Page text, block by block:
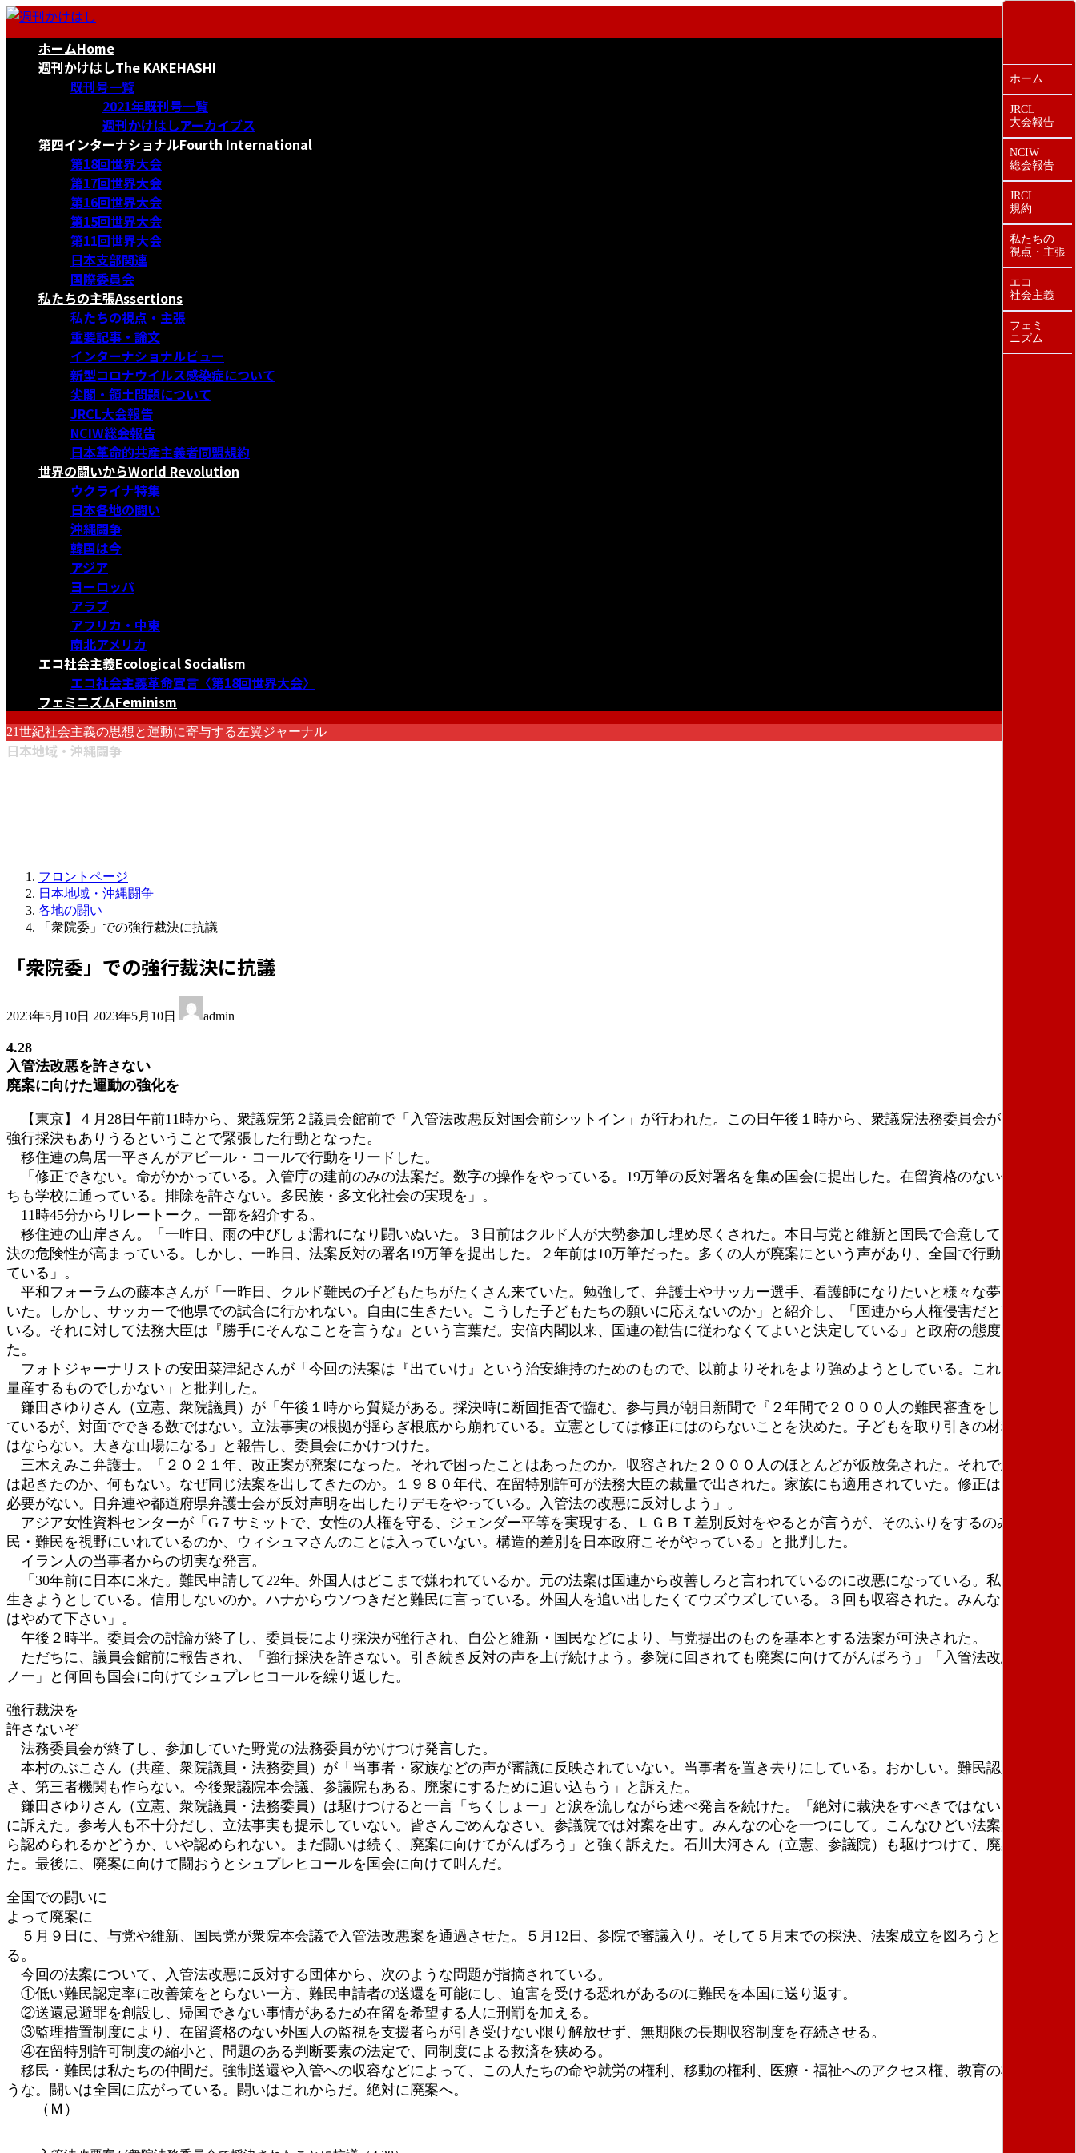
コ
ナ
ホームHome
週刊かけはしThe KAKEHASHI
既刊号一覧
2021年既刊号一覧
週刊かけはしアーカイブス
第四インターナショナルFourth International
第18回世界大会
第17回世界大会
第16回世界大会
第15回世界大会
第11回世界大会
日本支部関連
国際委員会
私たちの主張Assertions
私たちの視点・主張
重要記事・論文
インターナショナルビュー
新型コロナウイルス感染症について
尖閣・領土問題について
JRCL大会報告
NCIW総会報告
日本革命的共産主義者同盟規約
世界の闘いからWorld Revolution
ウクライナ特集
日本各地の闘い
沖縄闘争
韓国は今
アジア
ヨーロッパ
アラブ
アフリカ・中東
南北アメリカ
エコ社会主義Ecological Socialism
エコ社会主義革命宣言〈第18回世界大会〉
フェミニズムFeminism
21世紀社会主義の思想と運動に寄与する左翼ジャーナル
日本地域・沖縄闘争
フロントページ
日本地域・沖縄闘争
各地の闘い
「衆院委」での強行裁決に抗議
「衆院委」での強行裁決に抗議
2023年5月10日 終
日
時
2023年5月10日 admin
4.28
入管法改悪を許さない
廃案に向けた運動の強化を
【東京】４月28日午前11時から、衆議院第２議員会館前で「入管法改悪反対国会前シットイン」が行われた。この日午後１時から、衆議院法務委員会が開かれ、
強行採決もありうるということで緊張した行動となった。
移住連の鳥居一平さんがアピール・コールで行動をリードした。
「修正できない。命がかかっている。入管庁の建前のみの法案だ。数字の操作をやっている。19万筆の反対署名を集め国会に提出した。在留資格のない子どもた
ちも学校に通っている。排除を許さない。多民族・多文化社会の実現を」。
11時45分からリレートーク。一部を紹介する。
移住連の山岸さん。「一昨日、雨の中びしょ濡れになり闘いぬいた。３日前はクルド人が大勢参加し埋め尽くされた。本日与党と維新と国民で合意している。裁
決の危険性が高まっている。しかし、一昨日、法案反対の署名19万筆を提出した。２年前は10万筆だった。多くの人が廃案にという声があり、全国で行動を起こし
ている」。
平和フォーラムの藤本さんが「一昨日、クルド難民の子どもたちがたくさん来ていた。勉強して、弁護士やサッカー選手、看護師になりたいと様々な夢を語って
いた。しかし、サッカーで他県での試合に行かれない。自由に生きたい。こうした子どもたちの願いに応えないのか」と紹介し、「国連から人権侵害だと言われて
いる。それに対して法務大臣は『勝手にそんなことを言うな』という言葉だ。安倍内閣以来、国連の勧告に従わなくてよいと決定している」と政府の態度を糾弾し
た。
フォトジャーナリストの安田菜津紀さんが「今回の法案は『出ていけ』という治安維持のためのもので、以前よりそれをより強めようとしている。これは絶望を
量産するものでしかない」と批判した。
鎌田さゆりさん（立憲、衆院議員）が「午後１時から質疑がある。採決時に断固拒否で臨む。参与員が朝日新聞で『２年間で２０００人の難民審査をしたと書い
ているが、対面でできる数ではない。立法事実の根拠が揺らぎ根底から崩れている。立憲としては修正にはのらないことを決めた。子どもを取り引きの材料にして
はならない。大きな山場になる」と報告し、委員会にかけつけた。
三木えみこ弁護士。「２０２１年、改正案が廃案になった。それで困ったことはあったのか。収容された２０００人のほとんどが仮放免された。それで悪いこと
は起きたのか、何もない。なぜ同じ法案を出してきたのか。１９８０年代、在留特別許可が法務大臣の裁量で出された。家族にも適用されていた。修正はまったく
必要がない。日弁連や都道府県弁護士会が反対声明を出したりデモをやっている。入管法の改悪に反対しよう」。
アジア女性資料センターが「G７サミットで、女性の人権を守る、ジェンダー平等を実現する、ＬＧＢＴ差別反対をやるとが言うが、そのふりをするのみだ。移
民・難民を視野にいれているのか、ウィシュマさんのことは入っていない。構造的差別を日本政府こそがやっている」と批判した。
イラン人の当事者からの切実な発言。
「30年前に日本に来た。難民申請して22年。外国人はどこまで嫌われているか。元の法案は国連から改善しろと言われているのに改悪になっている。私は必死に
生きようとしている。信用しないのか。ハナからウソつきだと難民に言っている。外国人を追い出したくてウズウズしている。３回も収容された。みんなウソつき
はやめて下さい」。
午後２時半。委員会の討論が終了し、委員長により採決が強行され、自公と維新・国民などにより、与党提出のものを基本とする法案が可決された。
ただちに、議員会館前に報告され、「強行採決を許さない。引き続き反対の声を上げ続けよう。参院に回されても廃案に向けてがんばろう」「入管法改悪ノー
ノー」と何回も国会に向けてシュプレヒコールを繰り返した。
強行裁決を
許さないぞ
法務委員会が終了し、参加していた野党の法務委員がかけつけ発言した。
本村のぶこさん（共産、衆院議員・法務委員）が「当事者・家族などの声が審議に反映されていない。当事者を置き去りにしている。おかしい。難民認定の狭
さ、第三者機関も作らない。今後衆議院本会議、参議院もある。廃案にするために追い込もう」と訴えた。
鎌田さゆりさん（立憲、衆院議員・法務委員）は駆けつけると一言「ちくしょー」と涙を流しながら述べ発言を続けた。「絶対に裁決をすべきではないし、必死
に訴えた。参考人も不十分だし、立法事実も提示していない。皆さんごめんなさい。参議院では対案を出す。みんなの心を一つにして。こんなひどい法案が世界か
ら認められるかどうか、いや認められない。まだ闘いは続く、廃案に向けてがんばろう」と強く訴えた。石川大河さん（立憲、参議院）も駆けつけて、廃案を訴え
た。最後に、廃案に向けて闘おうとシュプレヒコールを国会に向けて叫んだ。
全国での闘いに
よって廃案に
５月９日に、与党や維新、国民党が衆院本会議で入管法改悪案を通過させた。５月12日、参院で審議入り。そして５月末での採決、法案成立を図ろうとしてい
る。
今回の法案について、入管法改悪に反対する団体から、次のような問題が指摘されている。
①低い難民認定率に改善策をとらない一方、難民申請者の送還を可能にし、迫害を受ける恐れがあるのに難民を本国に送り返す。
②送還忌避罪を創設し、帰国できない事情があるため在留を希望する人に刑罰を加える。
③監理措置制度により、在留資格のない外国人の監視を支援者らが引き受けない限り解放せず、無期限の長期収容制度を存続させる。
④在留特別許可制度の縮小と、問題のある判断要素の法定で、同制度による救済を狭める。
移民・難民は私たちの仲間だ。強制送還や入管への収容などによって、この人たちの命や就労の権利、移動の権利、医療・福祉へのアクセス権、教育の権利を奪
うな。闘いは全国に広がっている。闘いはこれからだ。絶対に廃案へ。
（Ｍ）
ホーム
JRCL
大会報告
NCIW
総会報告
JRCL
規約
私たちの
視点・主張
エコ
社会主義
フェミ
ニズム